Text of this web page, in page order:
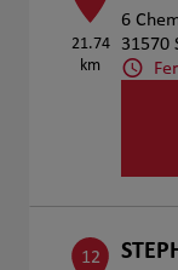
21.74
km
6
31570
12